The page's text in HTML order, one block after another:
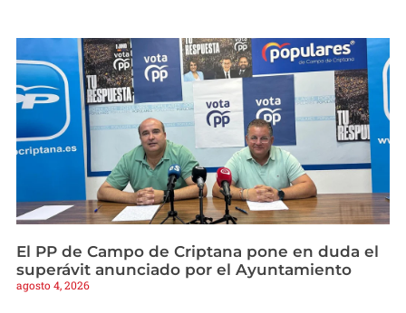
El PP de Campo de Criptana pone en duda el
superávit anunciado por el Ayuntamiento
agosto 4, 2026